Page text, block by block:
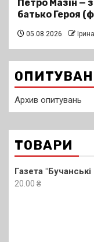
Петро Мазін —
батько Героя
05.08.2026
Архив опитувань
ТОВАРИ
Газета
20.00 ₴